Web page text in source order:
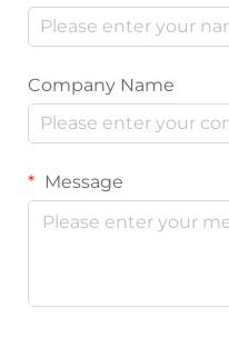
Company Name
Message